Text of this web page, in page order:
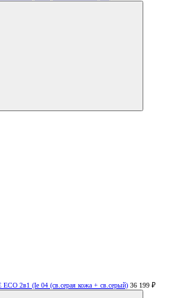
2в1 (Ie 04 (св.серая кожа + св.серый) 36 199 ₽